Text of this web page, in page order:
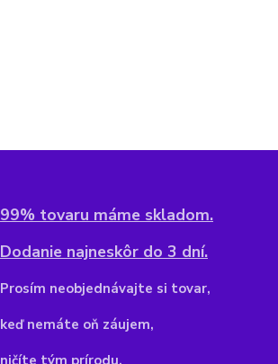
99% tovaru máme skladom.
Dodanie najneskôr do 3 dní.
Prosím neobjednávajte si tovar,
keď nemáte oň záujem,
ničíte tým prírodu.